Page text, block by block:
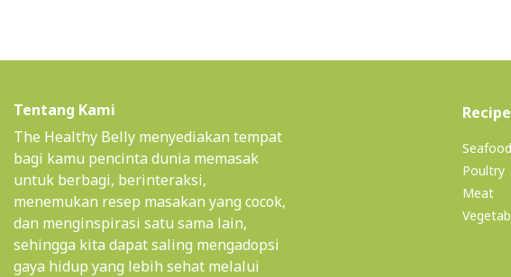
Tentang Kami
The Healthy Belly menyediakan tempat
bagi kamu pencinta dunia memasak
untuk berbagi, berinteraksi,
menemukan resep masakan yang cocok,
dan menginspirasi satu sama lain,
sehingga kita dapat saling mengadopsi
gaya hidup yang lebih sehat melalui
Seafood
Poultry
Meat